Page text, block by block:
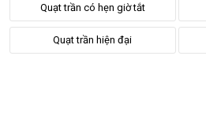
Quạt trần có hẹn giờ tắt
Quạt trần hiện đại